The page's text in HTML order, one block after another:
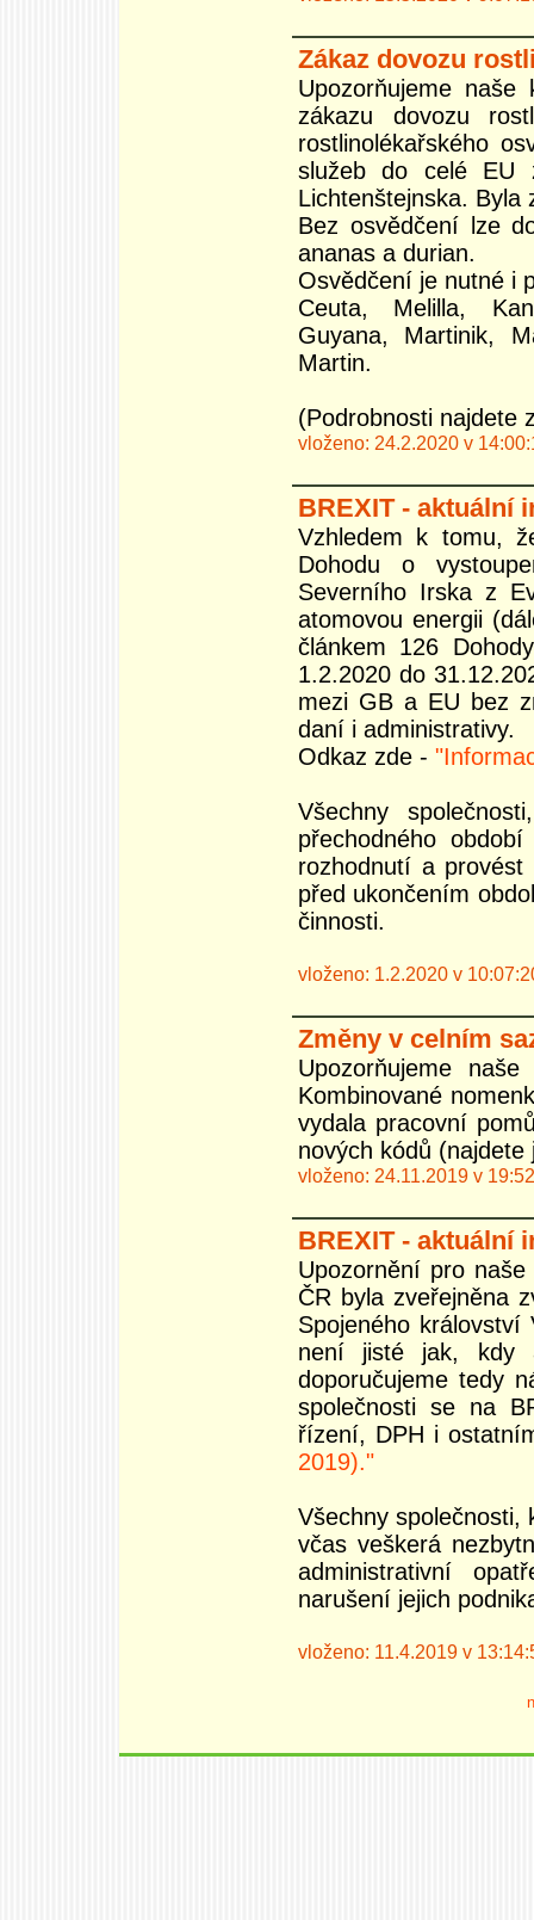
Zákaz dovozu
Upozorňujeme
zákazu dovozu
rostlinolékařského
služeb do celé EU
Lichtenštejnska. Byla
Bez osvědčení lze
ananas a durian.
Osvědčení je nutné i
Ceuta, Melilla,
Guyana, Martinik,
Martin.
(Podrobnosti najdete
vloženo: 24.2.2020 v
BREXIT - aktuální
Vzhledem k tomu,
Dohodu o
Severního Irska z
atomovou energii
článkem 126
1.2.2020 do
mezi GB a EU bez
daní i administrativy.
Odkaz zde -
Všechny
přechodného
rozhodnutí a provést
před ukončením
činnosti.
vloženo: 1.2.2020 v
Změny v celním
Upozorňujeme
Kombinované
vydala pracovní
nových kódů
vloženo: 24.11.2019 v
BREXIT - aktuální
Upozornění pro
ČR byla zveřejněna
Spojeného
není jisté jak, kdy
doporučujeme tedy
společnosti se na
řízení, DPH i
2019)."
Všechny společnosti,
včas veškerá
administrativní
narušení jejich
vloženo: 11.4.2019 v